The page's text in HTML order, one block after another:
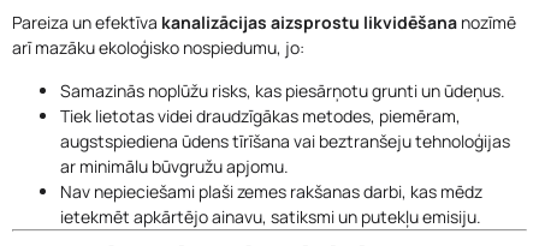
Pareiza un efektīva kanalizācijas aizsprostu likvidēšana nozīmē
arī mazāku ekoloģisko nospiedumu, jo:
Samazinās noplūžu risks, kas piesārņotu grunti un ūdeņus.
Tiek lietotas videi draudzīgākas metodes, piemēram,
augstspiediena ūdens tīrīšana vai beztranšeju tehnoloģijas
ar minimālu būvgružu apjomu.
Nav nepieciešami plaši zemes rakšanas darbi, kas mēdz
ietekmēt apkārtējo ainavu, satiksmi un putekļu emisiju.